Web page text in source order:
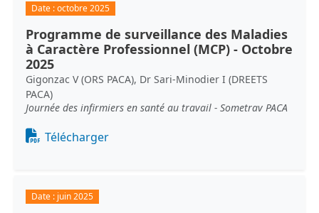
Date :octobre 2025
Programme de surveillance des Maladies
à Caractère Professionnel (MCP) - Octobre
2025
Gigonzac V (ORS PACA), Dr Sari-Minodier I (DREETS
PACA)
Journée des infirmiers en santé au travail - Sometrav PACA
Document
Télécharger
Date : juin 2025